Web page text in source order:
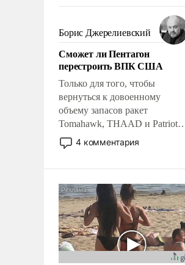
сложна и амбициозна. Однако
и ее реализация радикально
поднимет наши боевые
возможности.
Борис Джерелиевский
Сможет ли Пентагон
перестроить ВПК США
Только для того, чтобы
вернуться к довоенному
объему запасов ракет
Tomahawk, THAAD и Patriot
США потребуется более трех
лет. Даже небольшая война с
Сложившаяся ситуация
означает многолетний период
уязвимости США, например,
перед Китаем.
4 комментария